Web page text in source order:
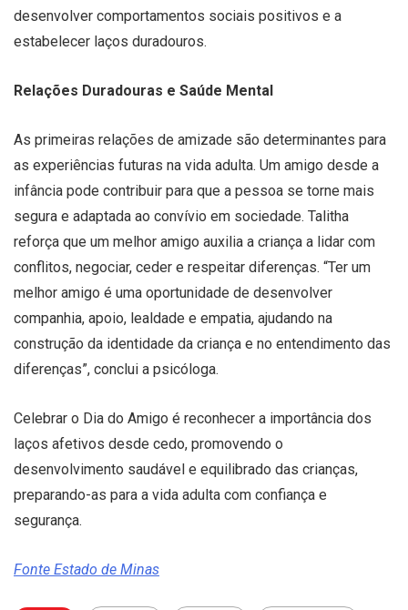
desenvolver comportamentos sociais positivos e a
estabelecer laços duradouros.
Relações Duradouras e Saúde Mental
As primeiras relações de amizade são determinantes para
as experiências futuras na vida adulta. Um amigo desde a
infância pode contribuir para que a pessoa se torne mais
segura e adaptada ao convívio em sociedade. Talitha
reforça que um melhor amigo auxilia a criança a lidar com
conflitos, negociar, ceder e respeitar diferenças. “Ter um
melhor amigo é uma oportunidade de desenvolver
companhia, apoio, lealdade e empatia, ajudando na
construção da identidade da criança e no entendimento das
diferenças”, conclui a psicóloga.
Celebrar o Dia do Amigo é reconhecer a importância dos
laços afetivos desde cedo, promovendo o
desenvolvimento saudável e equilibrado das crianças,
preparando-as para a vida adulta com confiança e
segurança.
Fonte Estado de Minas